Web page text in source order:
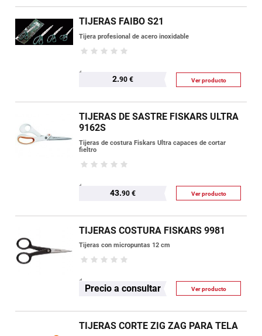
TIJERAS FAIBO S21
Tijera profesional de acero inoxidable
2.90 € Ver producto
TIJERAS DE SASTRE FISKARS ULTRA
9162S
Tijeras de costura Fiskars Ultra capaces de cortar
fieltro
43.90 € Ver producto
TIJERAS COSTURA FISKARS 9981
Tijeras con micropuntas 12 cm
Precio a consultar Ver producto
TIJERAS CORTE ZIG ZAG PARA TELA